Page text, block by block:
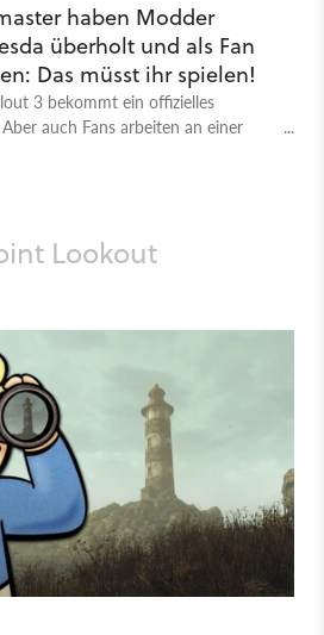
haben Modder
überholt und als Fan
Das müsst ihr spielen!
3 bekommt ein offizielles
auch Fans arbeiten an einer
Lookout